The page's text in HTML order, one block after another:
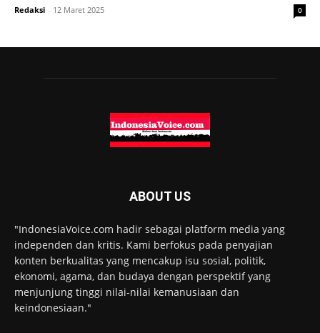
Redaksi - 12 Maret 2025 0
ABOUT US
"IndonesiaVoice.com hadir sebagai platform media yang
independen dan kritis. Kami berfokus pada penyajian
konten berkualitas yang mencakup isu sosial, politik,
ekonomi, agama, dan budaya dengan perspektif yang
menjunjung tinggi nilai-nilai kemanusiaan dan
keindonesiaan."